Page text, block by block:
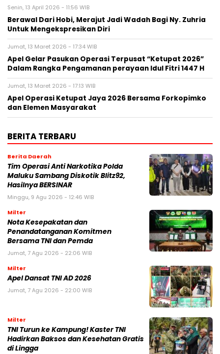
Senin, 13 April 2026 - 11:56 WIB
Berawal Dari Hobi, Merajut Jadi Wadah Bagi Ny. Zuhria
Untuk Mengekspresikan Diri
Jumat, 13 Maret 2026 - 17:34 WIB
Apel Gelar Pasukan Operasi Terpusat “Ketupat 2026”
Dalam Rangka Pengamanan perayaan Idul Fitri 1447 H
Jumat, 13 Maret 2026 - 17:13 WIB
Apel Operasi Ketupat Jaya 2026 Bersama Forkopimko
dan Elemen Masyarakat
BERITA TERBARU
Berita Daerah
Tim Operasi Anti Narkotika Polda
Maluku Sambang Diskotik Blitz92,
Hasilnya BERSINAR
Minggu, 9 Agu 2026 - 12:46 WIB
Milter
Nota Kesepakatan dan
Penandatanganan Komitmen
Bersama TNI dan Pemda
Jumat, 7 Agu 2026 - 22:06 WIB
Milter
Apel Dansat TNI AD 2026
Jumat, 7 Agu 2026 - 22:00 WIB
Milter
TNI Turun ke Kampung! Kaster TNI
Hadirkan Baksos dan Kesehatan Gratis
di Lingga